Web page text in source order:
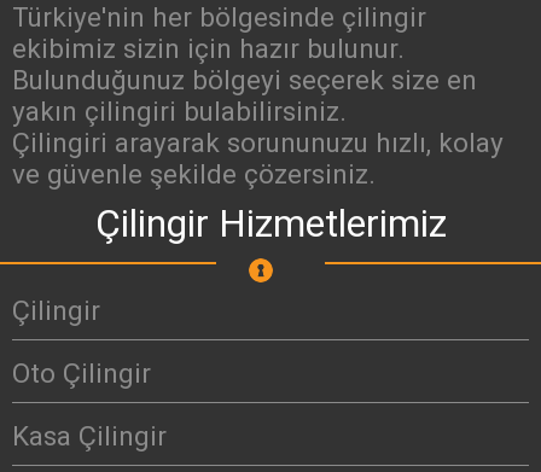
Türkiye'nin her bölgesinde çilingir
ekibimiz sizin için hazır bulunur.
Bulunduğunuz bölgeyi seçerek size en
yakın çilingiri bulabilirsiniz.
Çilingiri arayarak sorununuzu hızlı, kolay
ve güvenle şekilde çözersiniz.
Çilingir Hizmetlerimiz
Çilingir
Oto Çilingir
Kasa Çilingir